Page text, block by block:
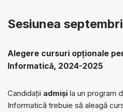
Sesiunea
Alegere cursuri opționale
Informatică, 2024-2025
Candidații admiși la un program
Informatică trebuie să aleagă